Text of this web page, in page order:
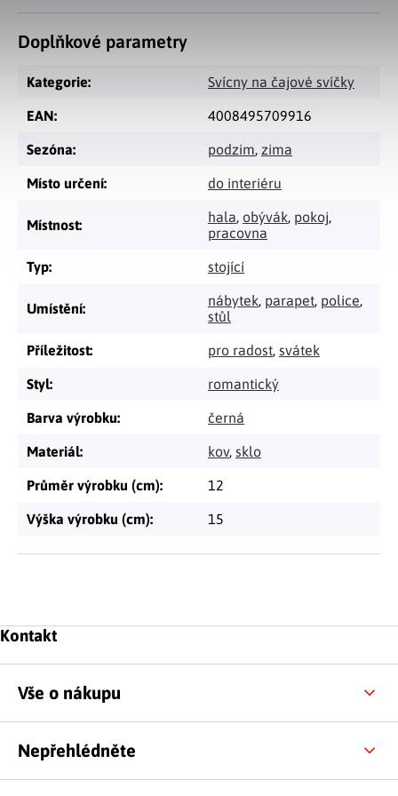
Doplňkové parametry
Kategorie: Svícny na čajové svíčky
EAN: 4008495709916
Sezóna: podzim, zima
Místo určení: do interiéru
Místnost: hala, obývák, pokoj,
pracovna
Typ: stojící
Umístění: nábytek, parapet, police,
stůl
Příležitost: pro radost, svátek
Styl: romantický
Barva výrobku: černá
Materiál: kov, sklo
Průměr výrobku (cm): 12
Výška výrobku (cm): 15
Zápatí
Kontakt
Vše o nákupu
Nepřehlédněte